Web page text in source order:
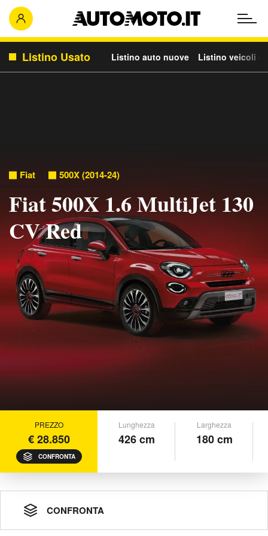
Listino Usato Listino auto nuove Listino veicoli
Fiat 500X (2014-24)
Fiat 500X 1.6 MultiJet 130
CV Red
PREZZO
€ 28.850
CONFRONTA
Lunghezza
426 cm
Larghezza
180 cm
CONFRONTA